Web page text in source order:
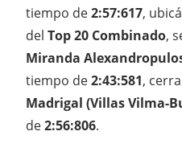
tiempo de2:57:617,
del Top 20 Combinado,
Miranda
tiempo de2:43:581,
Madrigal (Villas Vilma-
de2:56:806.